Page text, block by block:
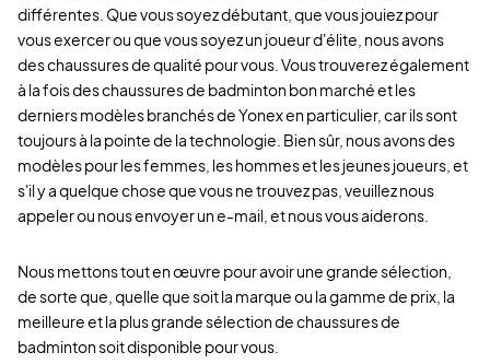
différentes. Que vous soyez débutant, que vous jouiez pour
vous exercer ou que vous soyez un joueur d'élite, nous avons
des chaussures de qualité pour vous. Vous trouverez également
à la fois des chaussures de badminton bon marché et les
derniers modèles branchés de Yonex en particulier, car ils sont
toujours à la pointe de la technologie. Bien sûr, nous avons des
modèles pour les femmes, les hommes et les jeunes joueurs, et
s'il y a quelque chose que vous ne trouvez pas, veuillez nous
appeler ou nous envoyer un e-mail, et nous vous aiderons.
Nous mettons tout en œuvre pour avoir une grande sélection,
de sorte que, quelle que soit la marque ou la gamme de prix, la
meilleure et la plus grande sélection de chaussures de
badminton soit disponible pour vous.